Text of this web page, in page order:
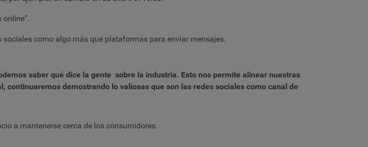
como algo más que plataformas para enviar mensajes.
saber qué dice la gente sobre la industria. Esto nos permite alinear nuestras
demostrando lo valiosas que son las redes sociales como canal de
a mantenerse cerca de los consumidores.